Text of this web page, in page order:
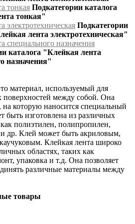
тонкая Подкатегории каталога
тонкая"
электротехническая Подкатегории
лента электротехническая"
специального назначения
каталога "Клейкая лента
назначения"
материал, используемый для
поверхностей между собой. Она
на которую наносится специальный
быть изготовлена из различных
полиэтилен, полипропилен,
др. Клей может быть акриловым,
Клейкая лента широко
областях, таких как
упаковка и т.д. Она позволяет
различные материалы между
товары